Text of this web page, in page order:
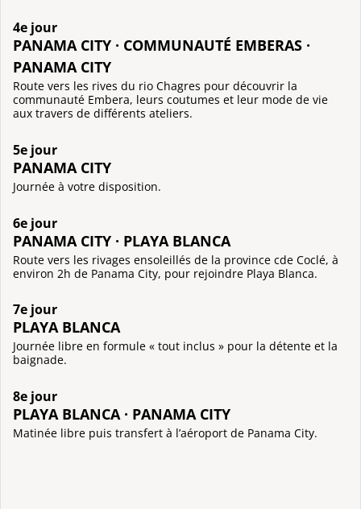
4e jour
PANAMA CITY · COMMUNAUTÉ EMBERAS ·
PANAMA CITY
Route vers les rives du rio Chagres pour découvrir la
communauté Embera, leurs coutumes et leur mode de vie
aux travers de différents ateliers.
5e jour
PANAMA CITY
Journée à votre disposition.
6e jour
PANAMA CITY · PLAYA BLANCA
Route vers les rivages ensoleillés de la province cde Coclé, à
environ 2h de Panama City, pour rejoindre Playa Blanca.
7e jour
PLAYA BLANCA
Journée libre en formule « tout inclus » pour la détente et la
baignade.
8e jour
PLAYA BLANCA · PANAMA CITY
Matinée libre puis transfert à l’aéroport de Panama City.